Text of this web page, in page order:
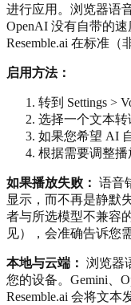
进行应用。浏览器语
OpenAI 没有自带的
Resemble.ai 在标准（
启用方法：
转到 Settings >
选择一个文本转
如果您希望 AI
根据需要调整播
如果播放失败： 语音
显示，而不再是静默
者与所选模型不兼容
见），会准确告诉您
本地与云端： 浏览器
您的设备。Gemini、
Resemble.ai 会将文